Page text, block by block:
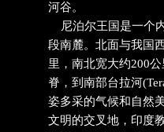
河谷。
尼泊尔王国是一个
段南麓。北面与我国
里，南北宽大约200
脊，到南部台拉河
姿多采的气候和自然
文明的交叉地，印度